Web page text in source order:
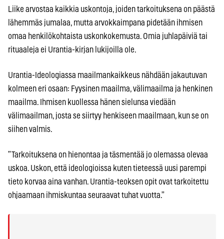
Liike arvostaa kaikkia uskontoja, joiden tarkoituksena on päästä
lähemmäs jumalaa, mutta arvokkaimpana pidetään ihmisen
omaa henkilökohtaista uskonkokemusta. Omia juhlapäiviä tai
rituaaleja ei Urantia-kirjan lukijoilla ole.
Urantia-Ideologiassa maailmankaikkeus nähdään jakautuvan
kolmeen eri osaan: Fyysinen maailma, välimaailma ja henkinen
maailma. Ihmisen kuollessa hänen sielunsa viedään
välimaailman, josta se siirtyy henkiseen maailmaan, kun se on
siihen valmis.
”Tarkoituksena on hienontaa ja täsmentää jo olemassa olevaa
uskoa. Uskon, että ideologioissa kuten tieteessä uusi parempi
tieto korvaa aina vanhan. Urantia-teoksen opit ovat tarkoitettu
ohjaamaan ihmiskuntaa seuraavat tuhat vuotta.”